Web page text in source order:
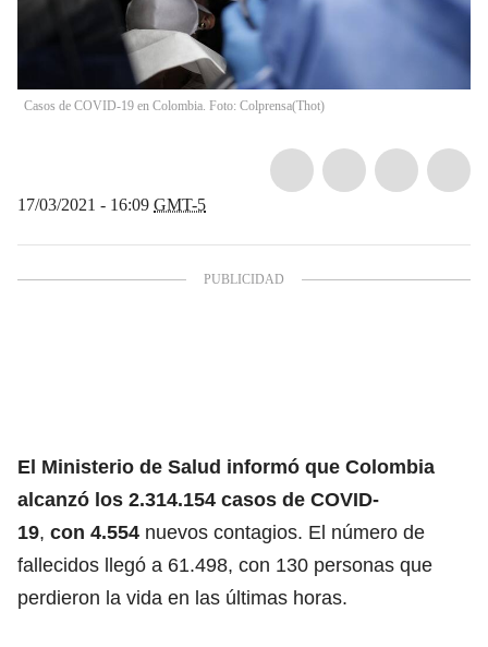
Casos de COVID-19 en Colombia. Foto: Colprensa(Thot)
17/03/2021 - 16:09 GMT-5
El Ministerio de Salud informó que Colombia
alcanzó los 2.314.154 casos de COVID-
19, con 4.554 nuevos contagios. El número de
fallecidos llegó a 61.498, con 130 personas que
perdieron la vida en las últimas horas.